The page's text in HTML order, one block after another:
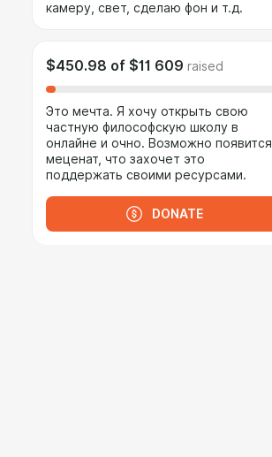
камеру, свет, сделаю фон и т.д.
$450.98 of $11 609 raised
Это мечта. Я хочу открыть свою
частную философскую школу в
онлайне и очно. Возможно появится
меценат, что захочет это
поддержать своими ресурсами.
DONATE